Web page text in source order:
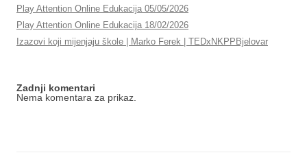
Play Attention Online Edukacija 05/05/2026
Play Attention Online Edukacija 18/02/2026
Izazovi koji mijenjaju škole | Marko Ferek | TEDxNKPPBjelovar
Zadnji komentari
Nema komentara za prikaz.